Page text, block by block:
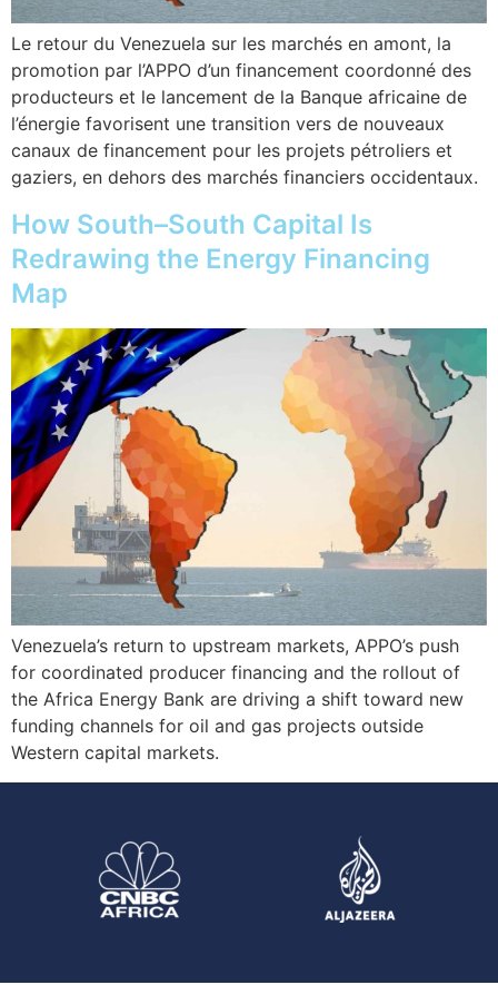
Le retour du Venezuela sur les marchés en amont, la
promotion par l’APPO d’un financement coordonné des
producteurs et le lancement de la Banque africaine de
l’énergie favorisent une transition vers de nouveaux
canaux de financement pour les projets pétroliers et
gaziers, en dehors des marchés financiers occidentaux.
How South–South Capital Is
Redrawing the Energy Financing
Map
Venezuela’s return to upstream markets, APPO’s push
for coordinated producer financing and the rollout of
the Africa Energy Bank are driving a shift toward new
funding channels for oil and gas projects outside
Western capital markets.